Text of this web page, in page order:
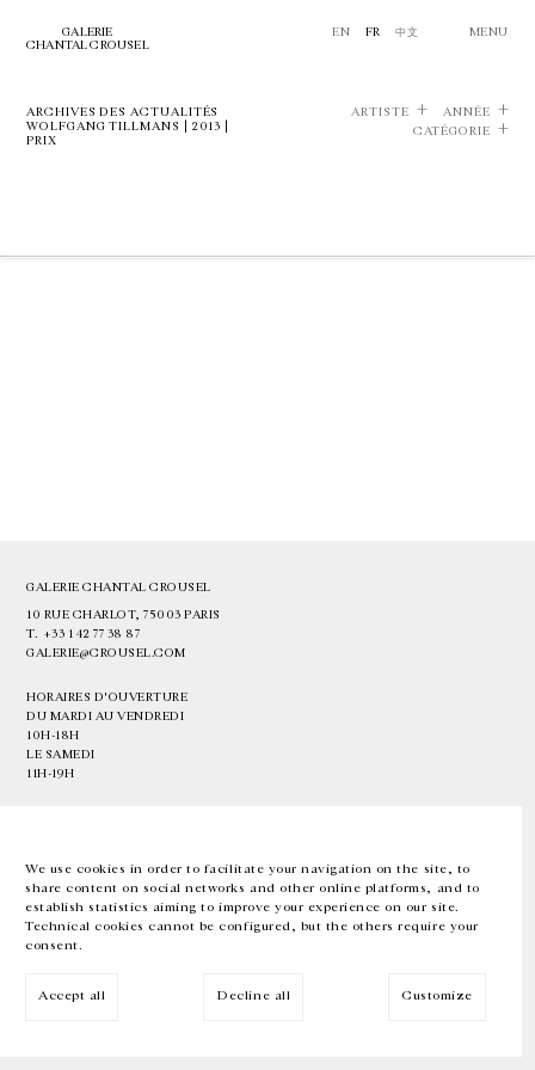
We use cookies in order to facilitate your navigation on the site, to
share content on social networks and other online platforms, and to
establish statistics aiming to improve your experience on our site.
Technical cookies cannot be configured, but the others require your
consent.
Accept all Decline all Customize
GALERIE
CHANTAL CROUSEL
EN FR 中文 MENU
ARCHIVES DES ACTUALITÉS
WOLFGANG TILLMANS | 2013 |
PRIX
ARTISTE
ANNÉE
CATÉGORIE
GALERIE CHANTAL CROUSEL
10 RUE CHARLOT, 75003 PARIS
T. +33 1 42 77 38 87
GALERIE@CROUSEL.COM
HORAIRES D'OUVERTURE
DU MARDI AU VENDREDI
10H-18H
LE SAMEDI
11H-19H
EN FR 中文 Facebook Instagram
Inscrivez-vous à notre newsletter